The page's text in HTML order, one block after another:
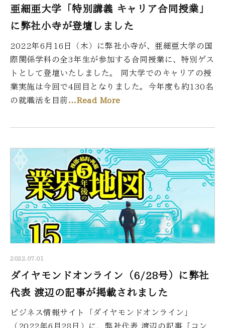
亜細亜大学「特別講義 キャリア合同授業」
に弊社小寺が登壇しました
2022年6月16日（木）に弊社小寺が、亜細亜大学の国
際関係学科の全3年生が参加する合同授業に、特別ゲス
トとして登壇いたしました。 同大学でのキャリアの授
業実施は今回で4回目となりました。今年度も約130名
の就職活を目前…Read More
2022.07.01
ダイヤモンドオンライン（6/28号）に弊社
代表 渡辺の記事が掲載されました
ビジネス情報サイト「ダイヤモンドオンライン」
（2022年6月28日）に、弊社代表 渡辺の記事「コン